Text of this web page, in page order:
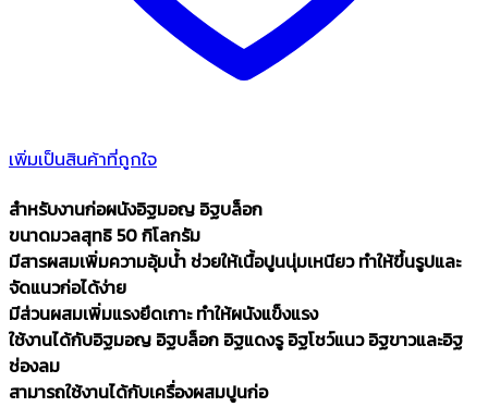
เพิ่มเป็นสินค้าที่ถูกใจ
สำหรับงานก่อผนังอิฐมอญ อิฐบล็อก
ขนาดมวลสุทธิ 50 กิโลกรัม
มีสารผสมเพิ่มความอุ้มน้ำ ช่วยให้เนื้อปูนนุ่มเหนียว ทำให้ขึ้นรูปและ
จัดแนวก่อได้ง่าย
มีส่วนผสมเพิ่มแรงยึดเกาะ ทำให้ผนังแข็งแรง
ใช้งานได้กับอิฐมอญ อิฐบล็อก อิฐแดงรู อิฐโชว์แนว อิฐขาวและอิฐ
ช่องลม
สามารถใช้งานได้กับเครื่องผสมปูนก่อ